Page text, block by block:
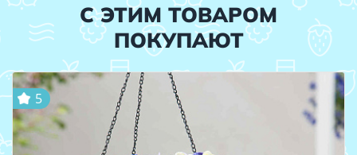
С ЭТИМ ТОВАРОМ
ПОКУПАЮТ
5